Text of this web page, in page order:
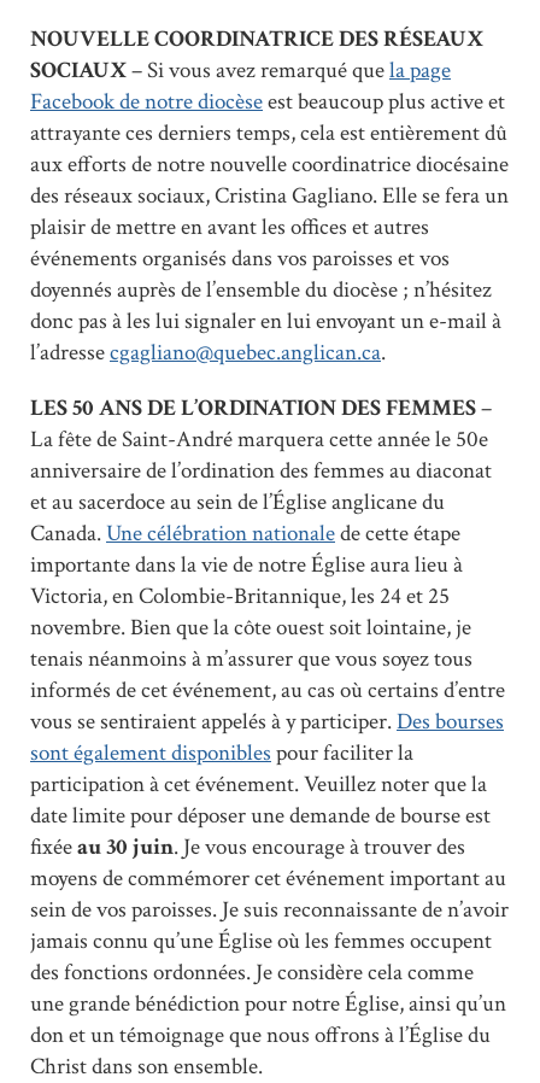
NOUVELLE COORDINATRICE DES RÉSEAUX
SOCIAUX– Si vous avez remarqué quela page
Facebook de notre diocèseest beaucoup plus active et
attrayante ces derniers temps, cela est entièrement dû
aux efforts de notre nouvelle coordinatrice diocésaine
des réseaux sociaux, Cristina Gagliano. Elle se fera un
plaisir de mettre en avant les offices et autres
événements organisés dans vos paroisses et vos
doyennés auprès de l’ensemble du diocèse ; n’hésitez
donc pas à les lui signaler en lui envoyant un e-mail à
l’adressecgagliano@quebec.anglican.ca.
LES 50 ANS DE L’ORDINATION DES FEMMES–
La fête de Saint-André marquera cette année le 50e
anniversaire de l’ordination des femmes au diaconat
et au sacerdoce au sein de l’Église anglicane du
Canada.Une célébration nationalede cette étape
importante dans la vie de notre Église aura lieu à
Victoria, en Colombie-Britannique, les 24 et 25
novembre. Bien que la côte ouest soit lointaine, je
tenais néanmoins à m’assurer que vous soyez tous
informés de cet événement, au cas où certains d’entre
vous se sentiraient appelés à y participer.Des bourses
sont également disponiblespour faciliter la
participation à cet événement. Veuillez noter que la
date limite pour déposer une demande de bourse est
fixéeau 30 juin. Je vous encourage à trouver des
moyens de commémorer cet événement important au
sein de vos paroisses. Je suis reconnaissante de n’avoir
jamais connu qu’une Église où les femmes occupent
des fonctions ordonnées. Je considère cela comme
une grande bénédiction pour notre Église, ainsi qu’un
don et un témoignage que nous offrons à l’Église du
Christ dans son ensemble.